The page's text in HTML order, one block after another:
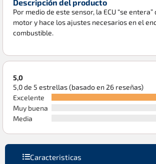
Descripción del producto
Por medio de este sensor, la ECU “se entera”
motor y hace los ajustes necesarios en el
combustible.
5,0
5,0 de 5 estrellas (basado en 26 reseñas)
Excelente
Muy buena
Media
Caracteristicas